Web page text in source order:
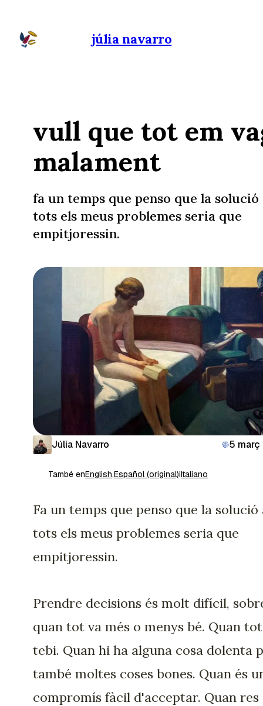
júlia navarro
vull que tot em
malament
fa un temps que penso que la solució
tots els meus problemes seria que
empitjoressin.
Júlia Navarro 5
També enEnglish,Español (original)iItaliano
Fa un temps que penso que la solució
tots els meus problemes seria que
empitjoressin.
Prendre decisions és molt difícil,
quan tot va més o menys bé. Quan
tebi. Quan hi ha alguna cosa dolenta
també moltes coses bones. Quan és
compromís fàcil d'acceptar. Quan res